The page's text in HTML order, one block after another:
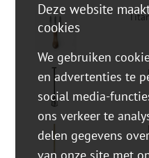
Deze website
cookies
We gebruiken
en advertenties te
social media-
ons verkeer te
delen gegevens